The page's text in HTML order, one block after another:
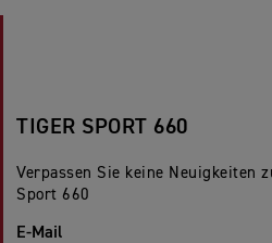
TIGER SPORT 660
Verpassen Sie keine Neuigkeiten
Sport 660
E-Mail